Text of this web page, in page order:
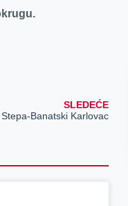
SLEDEĆE
Banatski Karlovac